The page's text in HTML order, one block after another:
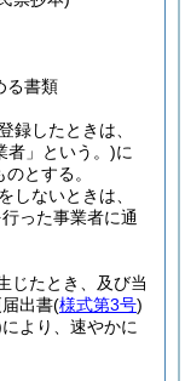
る書類
録したときは、
者」という。)に
とする。
しないときは、
った事業者に通
じたとき、及び当
出書(様式第3号)
により、速やかに